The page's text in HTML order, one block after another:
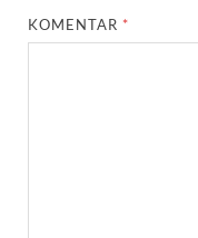
KOMENTAR *